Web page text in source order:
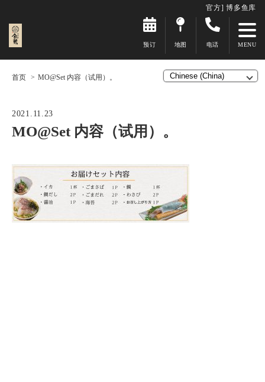
官方] 博多鱼库
预订 地图 电话
首页 MO@Set 内容（试用）。
2021.11.23
MO@Set 内容（试用）。